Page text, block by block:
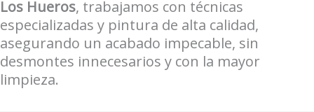
é
p
o
d
e
Los Hueros, trabajamos con técnicas
especializadas y pintura de alta calidad,
asegurando un acabado impecable, sin
desmontes innecesarios y con la mayor
limpieza.